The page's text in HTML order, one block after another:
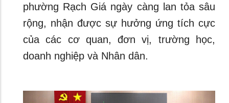
phường Rạch Giá ngày càng lan tỏa sâu
rộng, nhận được sự hưởng ứng tích cực
của các cơ quan, đơn vị, trường học,
doanh nghiệp và Nhân dân.